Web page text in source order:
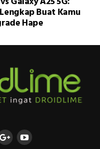
Buat Kamu
Hape